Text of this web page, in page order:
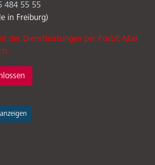
484 55 55
in Freiburg)
der Dienstleistungen per Post/E-Mail